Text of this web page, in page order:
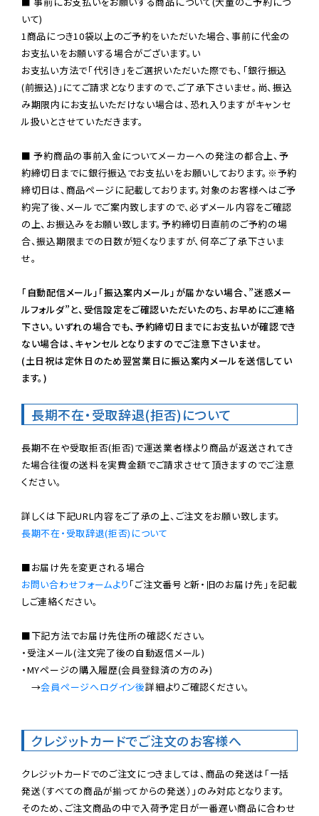
いて)
1商品につき10袋以上のご予約をいただいた場合、事前に代金の
お支払いをお願いする場合がございます。い
お支払い方法で「代引き」をご選択いただいた際でも、「銀行振込
(前振込)」にてご請求となりますので、ご了承下さいませ。尚、振込
み期限内にお支払いただけない場合は、恐れ入りますがキャンセ
ル扱いとさせていただきます。
■ 予約商品の事前入金についてメーカーへの発注の都合上、予
約締切日までに銀行振込でお支払いをお願いしております。※予約
締切日は、商品ページに記載しております。対象のお客様へはご予
約完了後、メールでご案内致しますので、必ずメール内容をご確認
の上、お振込みをお願い致します。予約締切日直前のご予約の場
合、振込期限までの日数が短くなりますが、何卒ご了承下さいま
せ。
「自動配信メール」「振込案内メール」が届かない場合、”迷惑メー
ルフォルダ”と、受信設定をご確認いただいたのち、お早めにご連絡
下さい。いずれの場合でも、予約締切日までにお支払いが確認でき
ない場合は、キャンセルとなりますのでご注意下さいませ。
(土日祝は定休日のため翌営業日に振込案内メールを送信してい
ます。)
長期不在・受取辞退(拒否)について
長期不在や受取拒否(拒否)で運送業者様より商品が返送されてき
た場合往復の送料を実費金額でご請求させて頂きますのでご注意
ください。
長期不在・受取辞退(拒否)について
お問い合わせフォームより 「ご注文番号と新・旧のお届け先」を記載
しご連絡ください。
■下記方法でお届け先住所の確認ください。
・受注メール(注文完了後の自動返信メール)
・MYページの購入履歴(会員登録済の方のみ)
→会員ページへログイン後詳細よりご確認ください。
クレジットカードでご注文のお客様へ
クレジットカードでのご注文につきましては、商品の発送は「一括
発送（すべての商品が揃ってからの発送）」のみ対応となります。
そのため、ご注文商品の中で入荷予定日が一番遅い商品に合わせ